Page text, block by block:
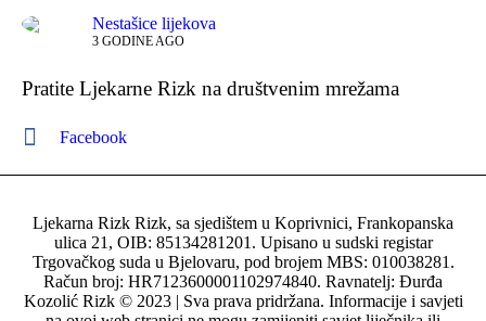
Nestašice lijekova
3 GODINE AGO
Pratite Ljekarne Rizk na društvenim mrežama
Facebook
Ljekarna Rizk Rizk, sa sjedištem u Koprivnici, Frankopanska
ulica 21, OIB: 85134281201. Upisano u sudski registar
Trgovačkog suda u Bjelovaru, pod brojem MBS: 010038281.
Račun broj: HR7123600001102974840. Ravnatelj: Đurđa
Kozolić Rizk © 2023 | Sva prava pridržana. Informacije i savjeti